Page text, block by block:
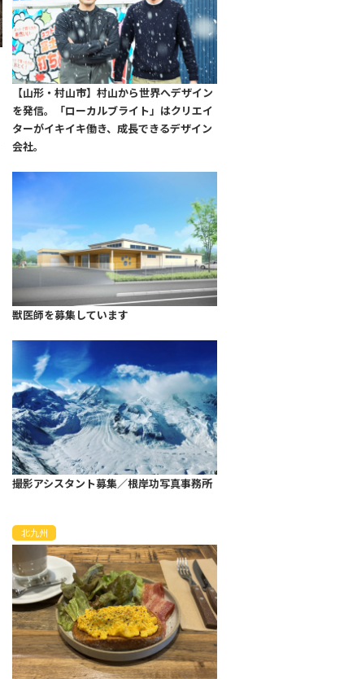
【山形・村山市】村山から世界へデザイン
を発信。「ローカルブライト」はクリエイ
ターがイキイキ働き、成長できるデザイン
会社。
獣医師を募集しています
撮影アシスタント募集／根岸功写真事務所
北九州